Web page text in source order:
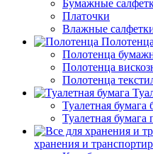
Бумажные
Платочки
Влажные
Полотенца
Полотенца
Полотенца
Полотенца
Туалетная бумага
Туалетная
хранения и